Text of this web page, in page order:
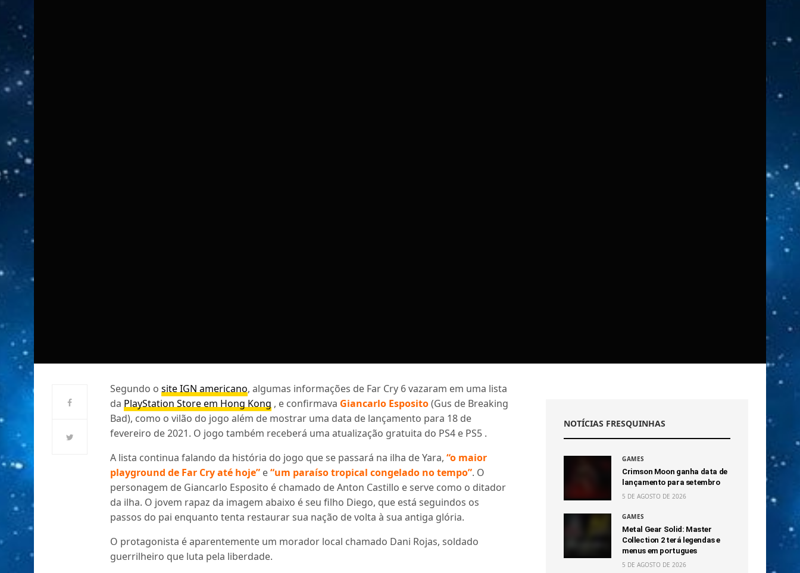
Segundo osite IGN americano, algumas informações de Far Cry 6 vazaram em uma lista
da PlayStation Store em Hong Kong , e confirmava Giancarlo Esposito(Gus de Breaking
Bad), como o vilão do jogo além de mostrar uma data de lançamento para 18 de
fevereiro de 2021. O jogo também receberá uma atualização gratuita do PS4 e PS5 .
A lista continua falando da história do jogo que se passará na ilha de Yara,“o maior
playground de Far Cry até hoje” e“um paraíso tropical congelado no tempo”. O
personagem de Giancarlo Esposito é chamado de Anton Castillo e serve como o ditador
da ilha. O jovem rapaz da imagem abaixo é seu filho Diego, que está seguindos os
passos do pai enquanto tenta restaurar sua nação de volta à sua antiga glória.
O protagonista é aparentemente um morador local chamado Dani Rojas, soldado
guerrilheiro que luta pela liberdade.
NOTÍCIAS FRESQUINHAS
GAMES
Crimson Moon ganha data de
lançamento para setembro
5 DE AGOSTO DE 2026
GAMES
Metal Gear Solid: Master
Collection 2 terá legendas e
menus em portugues
5 DE AGOSTO DE 2026